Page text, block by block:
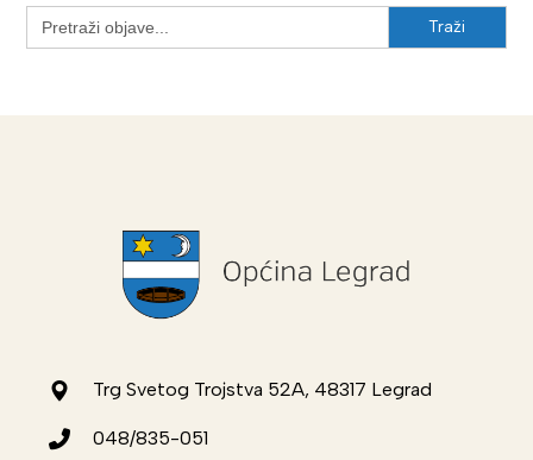
Search
for:
Trg Svetog Trojstva 52A, 48317 Legrad
048/835-051